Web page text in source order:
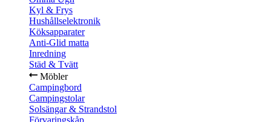
Kyl & Frys
Hushållselektronik
Köksapparater
Anti-Glid matta
Inredning
Städ & Tvätt
Möbler
Campingbord
Campingstolar
Solsängar & Strandstol
Förvaringskåp